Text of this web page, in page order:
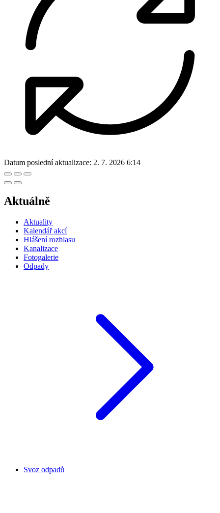
Datum poslední aktualizace: 2. 7. 2026 6:14
Aktuálně
Aktuality
Kalendář akcí
Hlášení rozhlasu
Kanalizace
Fotogalerie
Odpady
Svoz odpadů